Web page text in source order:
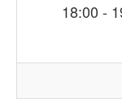
18:00 -